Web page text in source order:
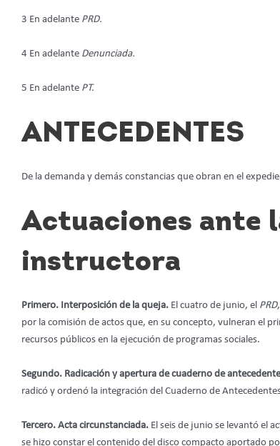
3 En adelante PRD.
4 En adelante Denunciada.
5 En adelante PT.
ANTECEDENTES
De la demanda y demás constancias que obran en el
Actuaciones ante
instructora
Primero. Interposición de la queja. El cuatro de junio, el PRD
por la comisión de actos que, en su concepto, vulneran el
recursos públicos en la ejecución de programas sociales.
Segundo. Radicación y apertura de cuaderno de
radicó y ordenó la integración del Cuaderno de
Tercero. Acta circunstanciada. El seis de junio se levantó el
se hizo constar el contenido del disco compacto aportado